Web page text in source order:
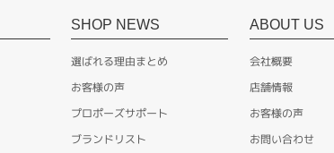
SHOP NEWS
選ばれる理由まとめ
お客様の声
プロポーズサポート
ブランドリスト
ABOUT US
会社概要
店舗情報
お客様の声
お問い合わせ